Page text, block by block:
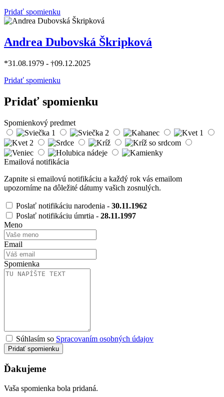
Pridať spomienku
Andrea Dubovská Škripková
*31.08.1979 - †09.12.2025
Pridať spomienku
Pridať spomienku
Spomienkový predmet
Emailová notifikácia
Zapnite si emailovú notifikáciu a každý rok vás emailom
upozorníme na dôležité dátumy vašich zosnulých.
Poslať notifikáciu narodenia - 30.11.1962
Poslať notifikáciu úmrtia - 28.11.1997
Meno
Email
Spomienka
Súhlasím so Spracovaním osobných údajov
Pridať spomienku
Ďakujeme
Vaša spomienka bola pridaná.